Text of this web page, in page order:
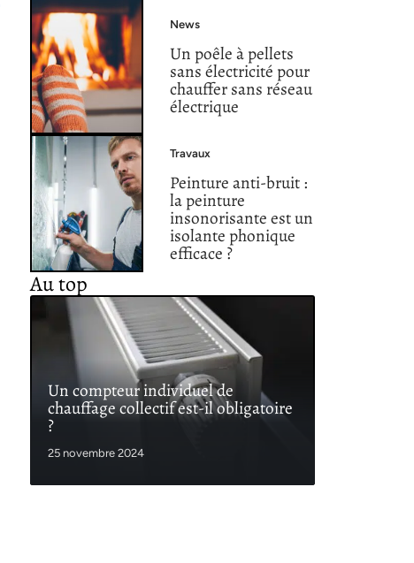
News
Un poêle à pellets
sans électricité pour
chauffer sans réseau
électrique
Travaux
Peinture anti-bruit :
la peinture
insonorisante est un
isolante phonique
efficace ?
Au top
Un compteur individuel de
chauffage collectif est-il obligatoire
?
25 novembre 2024